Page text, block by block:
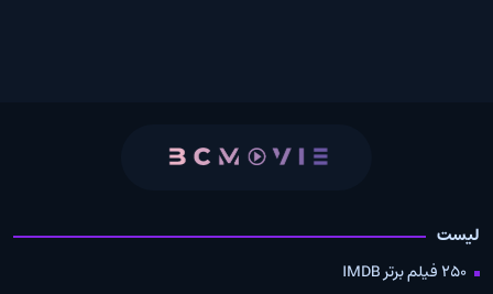
لیست
250 فیلم برتر IMDB